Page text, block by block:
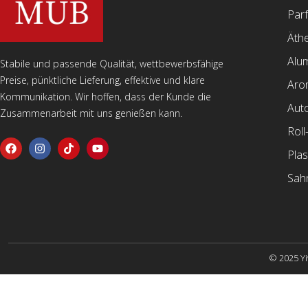
Stabile und passende Qualität, wettbewerbsfähige
Preise, pünktliche Lieferung, effektive und klare
Kommunikation. Wir hoffen, dass der Kunde die
Zusammenarbeit mit uns genießen kann.
© 2025